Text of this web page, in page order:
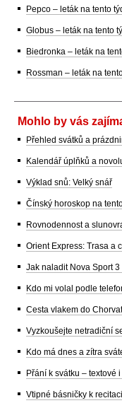
Pepco – leták na tento
Globus – leták na tento
Biedronka – leták na
Rossman – leták na
Mohlo by vás
Přehled svátků a
Kalendář úplňků a
Výklad snů: Velký snář
Čínský horoskop na
Rovnodennost a
Orient Express: Trasa a
Jak naladit Nova Sport
Kdo mi volal podle
Cesta vlakem do
Vyzkoušejte netradiční
Kdo má dnes a zítra
Přání k svátku – textové
Vtipné básničky k